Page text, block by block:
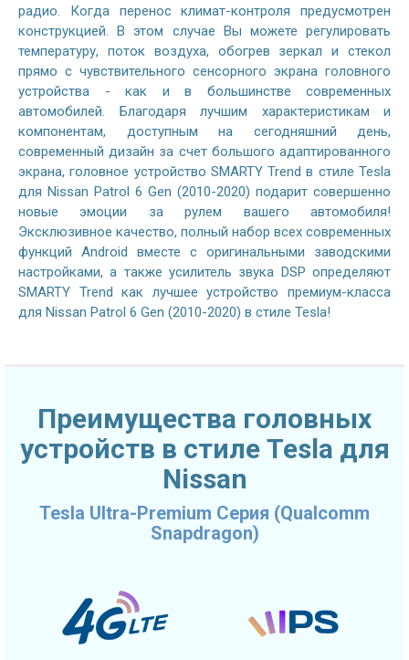
радио. Когда перенос климат-контроля предусмотрен
конструкцией. В этом случае Вы можете регулировать
температуру, поток воздуха, обогрев зеркал и стекол
прямо с чувствительного сенсорного экрана головного
устройства - как и в большинстве современных
автомобилей. Благодаря лучшим характеристикам и
компонентам, доступным на сегодняшний день,
современный дизайн за счет большого адаптированного
экрана, головное устройство SMARTY Trend в стиле Tesla
для Nissan Patrol 6 Gen (2010-2020) подарит совершенно
новые эмоции за рулем вашего автомобиля!
Эксклюзивное качество, полный набор всех современных
функций Android вместе с оригинальными заводскими
настройками, а также усилитель звука DSP определяют
SMARTY Trend как лучшее устройство премиум-класса
для Nissan Patrol 6 Gen (2010-2020) в стиле Tesla!
Преимущества головных
устройств в стиле Tesla для
Nissan
Tesla Ultra-Premium Серия (Qualcomm
Snapdragon)